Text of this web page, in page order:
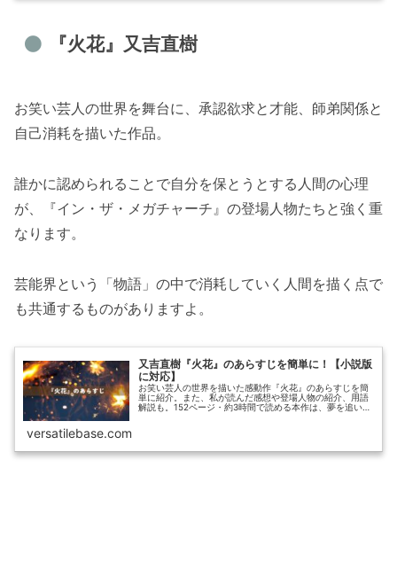
『火花』又吉直樹
お笑い芸人の世界を舞台に、承認欲求と才能、師弟関係と
自己消耗を描いた作品。
誰かに認められることで自分を保とうとする人間の心理
が、『イン・ザ・メガチャーチ』の登場人物たちと強く重
なります。
芸能界という「物語」の中で消耗していく人間を描く点で
も共通するものがありますよ。
又吉直樹『火花』のあらすじを簡単に！【小説版
に対応】
お笑い芸人の世界を描いた感動作『火花』のあらすじを簡
単に紹介。また、私が読んだ感想や登場人物の紹介、用語
解説も。152ページ・約3時間で読める本作は、夢を追いか
versatilebase.com